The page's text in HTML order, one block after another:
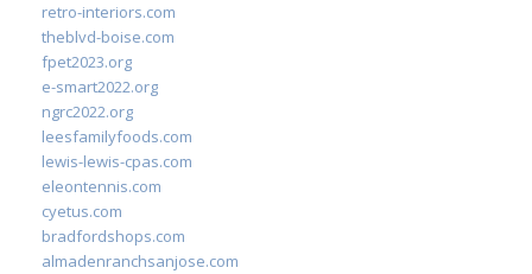
retro-interiors.com
theblvd-boise.com
fpet2023.org
e-smart2022.org
ngrc2022.org
leesfamilyfoods.com
lewis-lewis-cpas.com
eleontennis.com
cyetus.com
bradfordshops.com
almadenranchsanjose.com